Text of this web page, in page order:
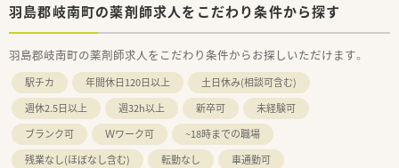
羽島郡岐南町の薬剤師求人をこだわり条件から探す
羽島郡岐南町の薬剤師求人をこだわり条件からお探しいただけます。
駅チカ 年間休日120日以上
土日休み(相談可含む)
週休2.5日以上
週32h以上 新卒可
未経験可
ブランク可
Ｗワーク可
~18時までの職場
残業なし(ほぼなし含む)
転勤なし
車通勤可